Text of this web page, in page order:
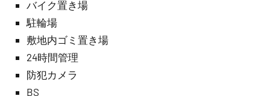
バイク置き場
駐輪場
敷地内ゴミ置き場
24時間管理
防犯カメラ
BS